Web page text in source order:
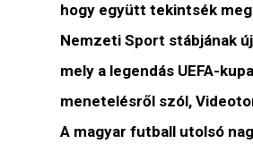
hogy együtt tekintsék
Nemzeti Sport stábjának
mely a legendás UEFA-kupa
menetelésről szól,
A magyar futball utolsó